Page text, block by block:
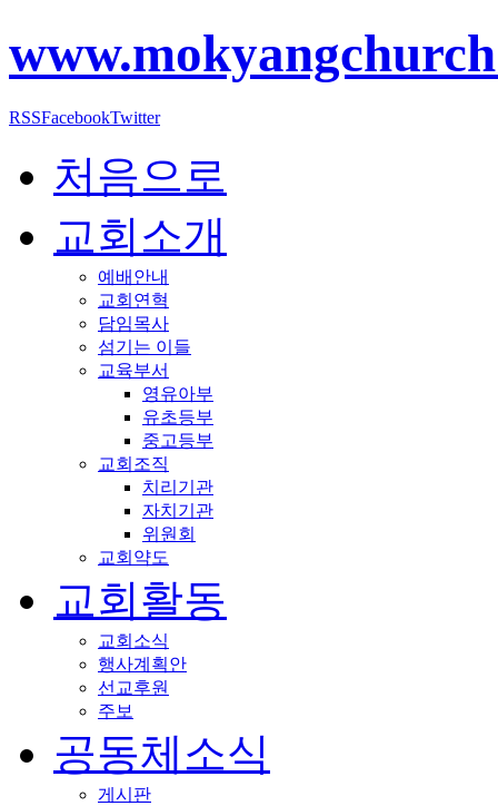
RSSFacebookTwitter
처음으로
교회소개
예배안내
교회연혁
담임목사
섬기는 이들
교육부서
영유아부
유초등부
중고등부
교회조직
치리기관
자치기관
위원회
교회약도
교회활동
교회소식
행사계획안
선교후원
주보
공동체소식
게시판